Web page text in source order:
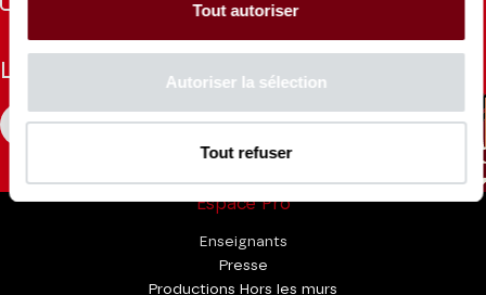
Tout autoriser
Autoriser la sélection
Tout refuser
La Brochure
CONSULTER
Espace Pro
Enseignants
Presse
Productions Hors les murs